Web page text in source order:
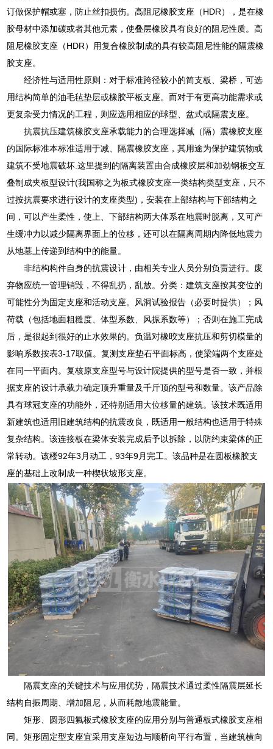
订做保护帽或塞，防止丝扣损伤。高阻尼橡胶支座（HDR），是在橡
胶母材中添加碳或者其他元素，使叠层橡胶具有良好的阻尼性质。高
阻尼橡胶支座（HDR）用复合橡胶制成的具有较高阻尼性能的隔震橡
胶支座。
经济性与适用性原则：对于标准跨径较小的简支板、梁桥，可选
用结构简单的油毛毡垫层或橡胶平板支座。而对于有更高功能需求或
更复杂受力情况的工程，则应选用相应的球型、盆式或隔震支座。
抗震抗压建筑橡胶支座承载能力的合理选择减（隔）震橡胶支座
的国际标准本标准适用于减、隔震橡胶支座，其用途为保护建筑物或
建筑不受地震破坏.这里提到的隔离装置由合成橡胶层和加劲钢板交互
叠制成夹板型设计(我国称之为板式橡胶支座一类结构类型支座，只不
过按抗震要求进行设计的支座类型)，安装在上部结构与下部结构之
间，可以产生柔性，使上、下部结构两大体系在地震时脱离，又可产
生缓冲力以减少隔离界面上的位移，还可以在隔离周期内降低地震力
从地墓上传递到结构中的能量。
非结构构件自身的抗震设计，由相关专业人员分别负责进行。废
弃物应统一管理销毁，不得乱扔，乱放。分类：建筑支座按其变位的
可能性分为固定支座和活动支座。风洞试验报告（必要时提供）；风
荷载（包括地面粗糙度、体型系数、风振系数等）；否则在施工完成
后，是很起到很好的止水效果的。负温对橡晈支座抗压和剪切模量的
影响系数按表3-17取值。复测支座垫石平面标高，使梁端两个支座处
在同一平面内。复核原支座型号与设计院提供的型号是否一致，并根
据支座的设计承载力确定顶升重量及千斤顶的型号和数量。该产品除
具有球冠支座的功能外，还特别适用大位移量的建筑。该技术既适用
新建筑也适用旧建筑结构的抗震改良，既适用一般结构也适用于特殊
复杂结构。该连接板在梁体安装完成后予以拆除，以防约束梁体的正
常转动。该楼92年3月动工，93年9月完工。该品种是在圆板橡胶支
座的基础上改制成一种楔状坡形支座。
隔震支座的关键技术与应用优势，隔震技术通过柔性隔震层延长
结构自振周期、增加阻尼，从而耗散地震能量。
矩形、圆形四氟板式橡胶支座的应用分别与普通板式橡胶支座相
同。矩形固定型支座宜采用支座短边与顺桥向平行布置，当建筑横向